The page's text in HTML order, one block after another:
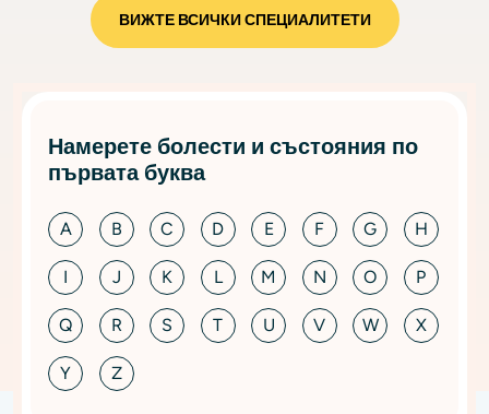
ВИЖТЕ ВСИЧКИ СПЕЦИАЛИТЕТИ
Намерете болести и състояния по
първата буква
A B C D E F G H
I J K L M N O P
Q R S T U V W X
Y Z